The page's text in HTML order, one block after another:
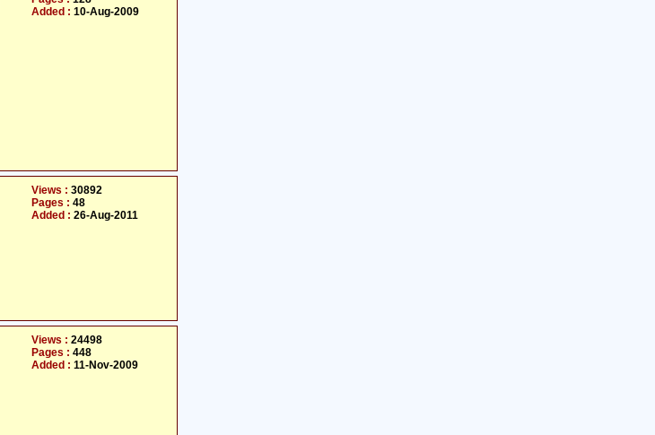
Added : 10-Aug-2009
Views : 30892
Pages : 48
Added : 26-Aug-2011
Views : 24498
Pages : 448
Added : 11-Nov-2009